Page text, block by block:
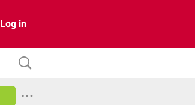
Log in